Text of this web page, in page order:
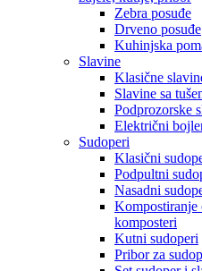
Zebra posuđe
Drveno posuđe
Kuhinjska
Slavine
Klasične
Slavine sa
Podprozorske
Električni
Sudoperi
Klasični
Podpultni
Nasadni
Kompostiranje
komposteri
Kutni sudoperi
Pribor za